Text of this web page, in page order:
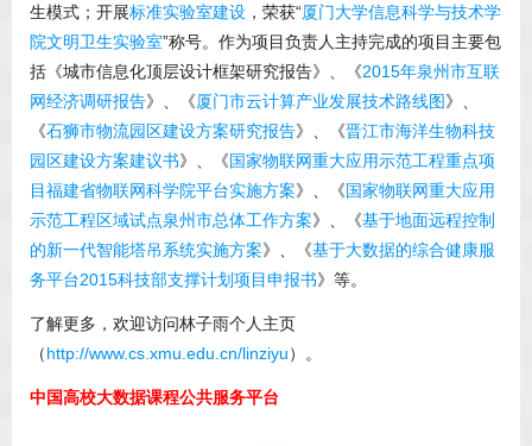
生模式；开展标准实验室建设 ，荣获“厦门大学信息科学与技术学
院文明卫生实验室”称号。作为项目负责人主持完成的项目主要包
括《城市信息化顶层设计框架研究报告》、《2015年泉州市互联
网经济调研报告》、《厦门市云计算产业发展技术路线图》、
《石狮市物流园区建设方案研究报告》、《晋江市海洋生物科技
园区建设方案建议书》、《国家物联网重大应用示范工程重点项
目福建省物联网科学院平台实施方案》、《国家物联网重大应用
示范工程区域试点泉州市总体工作方案》、《基于地面远程控制
的新一代智能塔吊系统实施方案》、《基于大数据的综合健康服
务平台2015科技部支撑计划项目申报书》等。
了解更多，欢迎访问林子雨个人主页
（http://www.cs.xmu.edu.cn/linziyu）。
中国高校大数据课程公共服务平台